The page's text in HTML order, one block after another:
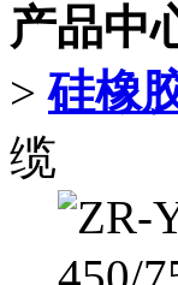
产品中
>硅橡
缆